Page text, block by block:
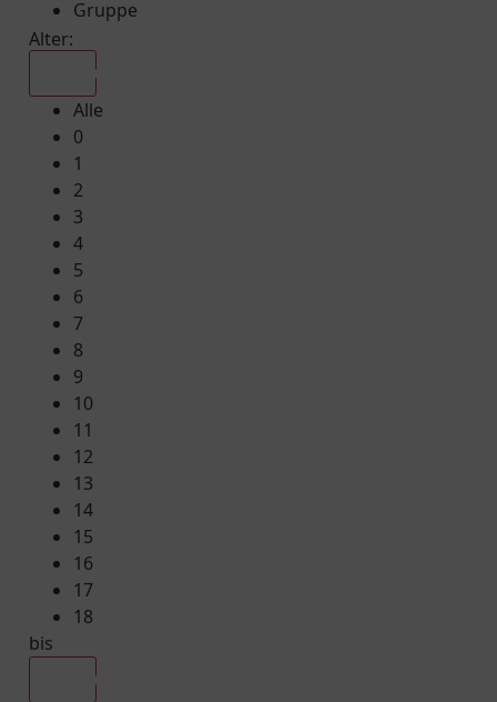
Gruppe
Alter:
Alle
0
1
2
3
4
5
6
7
8
9
10
11
12
13
14
15
16
17
18
bis